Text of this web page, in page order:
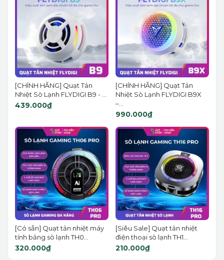
[CHÍNH HÃNG] Quạt Tản
Nhiệt Sò Lạnh FLYDIGI B9 - ...
439.000₫
[CHÍNH HÃNG] Quạt Tản
Nhiệt Sò Lạnh FLYDIGI B9X
–...
990.000₫
[Có sẵn] Quạt tản nhiệt máy
tính bảng sò lạnh TH0...
320.000₫
[Siêu Sale] Quạt tản nhiệt
điện thoại sò lạnh TH1...
210.000₫